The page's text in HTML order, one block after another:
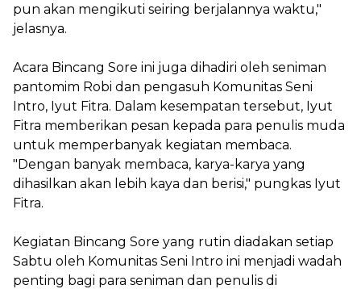
pun akan mengikuti seiring berjalannya waktu,"
jelasnya.
Acara Bincang Sore ini juga dihadiri oleh seniman
pantomim Robi dan pengasuh Komunitas Seni
Intro, Iyut Fitra. Dalam kesempatan tersebut, Iyut
Fitra memberikan pesan kepada para penulis muda
untuk memperbanyak kegiatan membaca.
"Dengan banyak membaca, karya-karya yang
dihasilkan akan lebih kaya dan berisi," pungkas Iyut
Fitra.
Kegiatan Bincang Sore yang rutin diadakan setiap
Sabtu oleh Komunitas Seni Intro ini menjadi wadah
penting bagi para seniman dan penulis di